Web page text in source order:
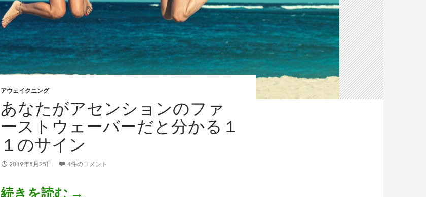
アウェイクニング
あなたがアセンションのファ
ーストウェーバーだと分かる１
１のサイン
2019年5月25日 4件のコメント
続きを読む あなたがアセンションのファーストウェーバーだと分か
→